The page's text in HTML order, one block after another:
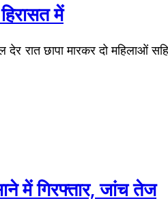
में
छापा मारकर दो महिलाओं
में गिरफ्तार, जांच तेज